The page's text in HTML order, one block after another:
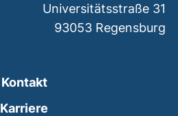
Kontakt
Karriere
Universitätsstraße 31
93053 Regensburg